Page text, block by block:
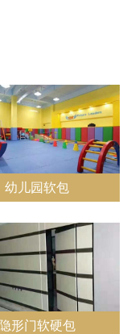
幼儿园软包
隐形门软硬包